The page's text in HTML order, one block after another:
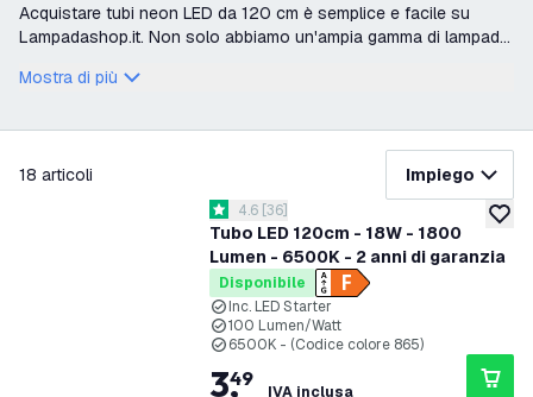
Acquistare tubi neon LED da 120 cm è semplice e facile su
Lampadashop.it. Non solo abbiamo un'ampia gamma di lampade
magazzino. Anche per questo
Mostra di più
18 articoli Impiego
Tubo LED 120cm - 18W - 1800
Lumen - 6500K - 2 anni di garanzia
apri il cassetto delle recensioni
4.6 stelle di valutazione
4.6 [36]
Disponibile
Inc. LED Starter
100 Lumen/Watt
6500K - (Codice colore 865)
3,
49
IVA inclusa
filtra